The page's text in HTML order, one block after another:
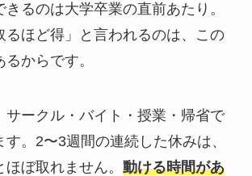
るのは大学卒業の直前あたり。
るほど得」と言われるのは、この
からです。
サークル・バイト・授業・帰省で
。2〜3週間の連続した休みは、
ぼ取れません。 動ける時間があ